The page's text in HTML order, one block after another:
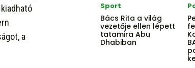
a
Sport
Bács Rita a világ
vezetője ellen lépett
tatamira Abu
Dhabiban